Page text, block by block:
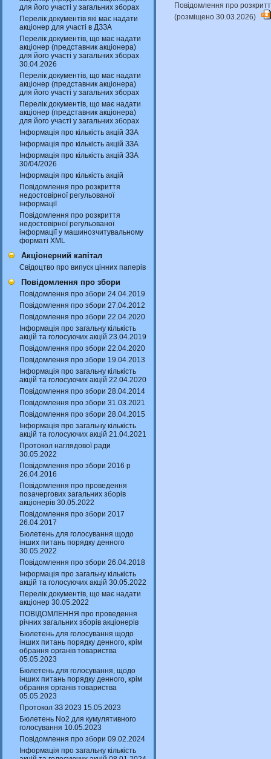
для його участі у загальних зборах
Перелік документів які має надати
акціонер для участі в ДЗЗА
Перелік документів, що має надати
акціонер (представник акціонера)
для його участі у загальних зборах
30.04.2026
Перелік документів, що має надати
акціонер (представник акціонера)
для його участі у загальних зборах
Перелік документів, що має надати
акціонер (представник акціонера)
для його участі у загальних зборах
Інформація про кількість акцій ЗЗА
Інформація про кількість акцій ЗЗА
Інформація про кількість акцій ЗЗА
30/04/2026
Інформація про кількість акцій
Повідомлення про розкриття
недостовірної регульованої
інформації
Повідомлення про розкриття
недостовірної регульованої
інформації у машинозчитувальному
форматі XML
Акціонерний капітал
Свідоцтво про випуск цінних паперів
Повідомлення про збори
Повідомлення про збори 24.04.2019
Повідомлення про збори 27.04.2012
Повідомлення про збори 22.04.2020
Інформація про загальну кількість
акцій та голосуючих акцій 23.04.2019
Повідомлення про збори 22.04.2020
Повідомлення про збори 19.04.2013
Інформація про загальну кількість
акцій та голосуючих акцій 22.04.2020
Повідомлення про збори 28.04.2014
Повідомлення про збори 31.03.2021
Повідомлення про збори 28.04.2015
Інформація про загальну кількість
акцій та голосуючих акцій 21.04.2021
Протокол наглядової ради
30.05.2022
Повідомлення про збори 2016 р
26.04.2016
Повідомлення про проведення
позачергових загальних зборів
акціонерів 30.05.2022
Повідомлення про збори 2017
26.04.2017
Бюлетень для голосування щодо
інших питань порядку денного
30.05.2022
Повідомлення про збори 26.04.2018
Інформація про загальну кількість
акцій та голосуючих акцій 30.05.2022
Перелік документів, що має надати
акціонер 30.05.2022
ПОВІДОМЛЕННЯ про проведення
річних загальних зборів акціонерів
Бюлетень для голосування щодо
інших питань порядку денного, крім
обрання органів товариства
05.05.2023
Бюлетень для голосування, щодо
інших питань порядку денного, крім
обрання органів товариства
05.05.2023
Протокол ЗЗ 2023 15.05.2023
Бюлетень No2 для кумулятивного
голосування 10.05.2023
Повідомлення про збори 09.02.2024
Інформація про загальну кількість
Повідомлення про
(розміщено 30.03.2026)